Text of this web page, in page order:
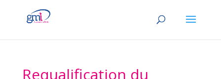
Requalification du